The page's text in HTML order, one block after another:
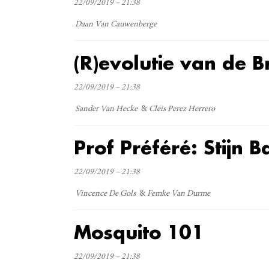
22/09/2019 – 21:38
Daan Van Cauwenberge
(R)evolutie van de
22/09/2019 – 21:38
Sander Van Hecke Cléis Perez Herrero
Prof Préféré: Stijn
22/09/2019 – 21:38
Vincence De Gols Femke Van Durme
Mosquito 101
22/09/2019 – 21:38